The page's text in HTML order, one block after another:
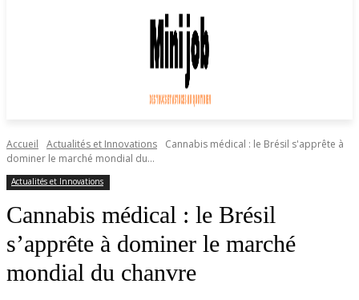
Accueil Actualités et Innovations
Cannabis médical : le Brésil s'apprête à
dominer le marché mondial du...
Actualités et Innovations
Cannabis médical : le Brésil
s’apprête à dominer le marché
mondial du chanvre